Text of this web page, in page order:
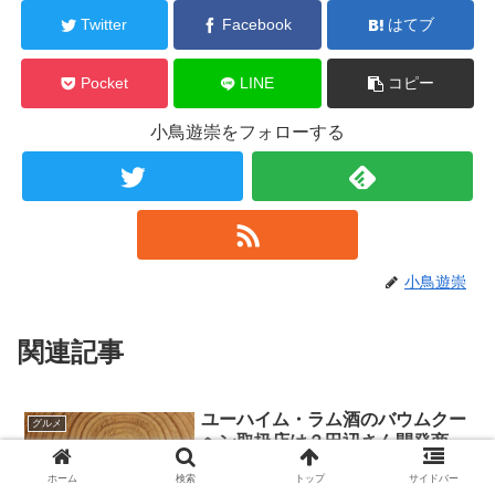
Twitter Facebook はてブ
Pocket LINE コピー
小鳥遊崇をフォローする
小鳥遊崇
関連記事
グルメ
ユーハイム・ラム酒のバウムクー
ヘン取扱店は？田辺さん開発商
ホーム 検索 トップ サイドバー